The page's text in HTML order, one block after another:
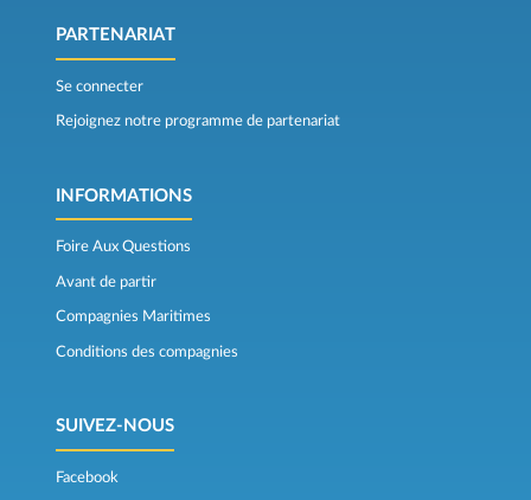
PARTENARIAT
Se connecter
Rejoignez notre programme de partenariat
INFORMATIONS
Foire Aux Questions
Avant de partir
Compagnies Maritimes
Conditions des compagnies
SUIVEZ-NOUS
Facebook